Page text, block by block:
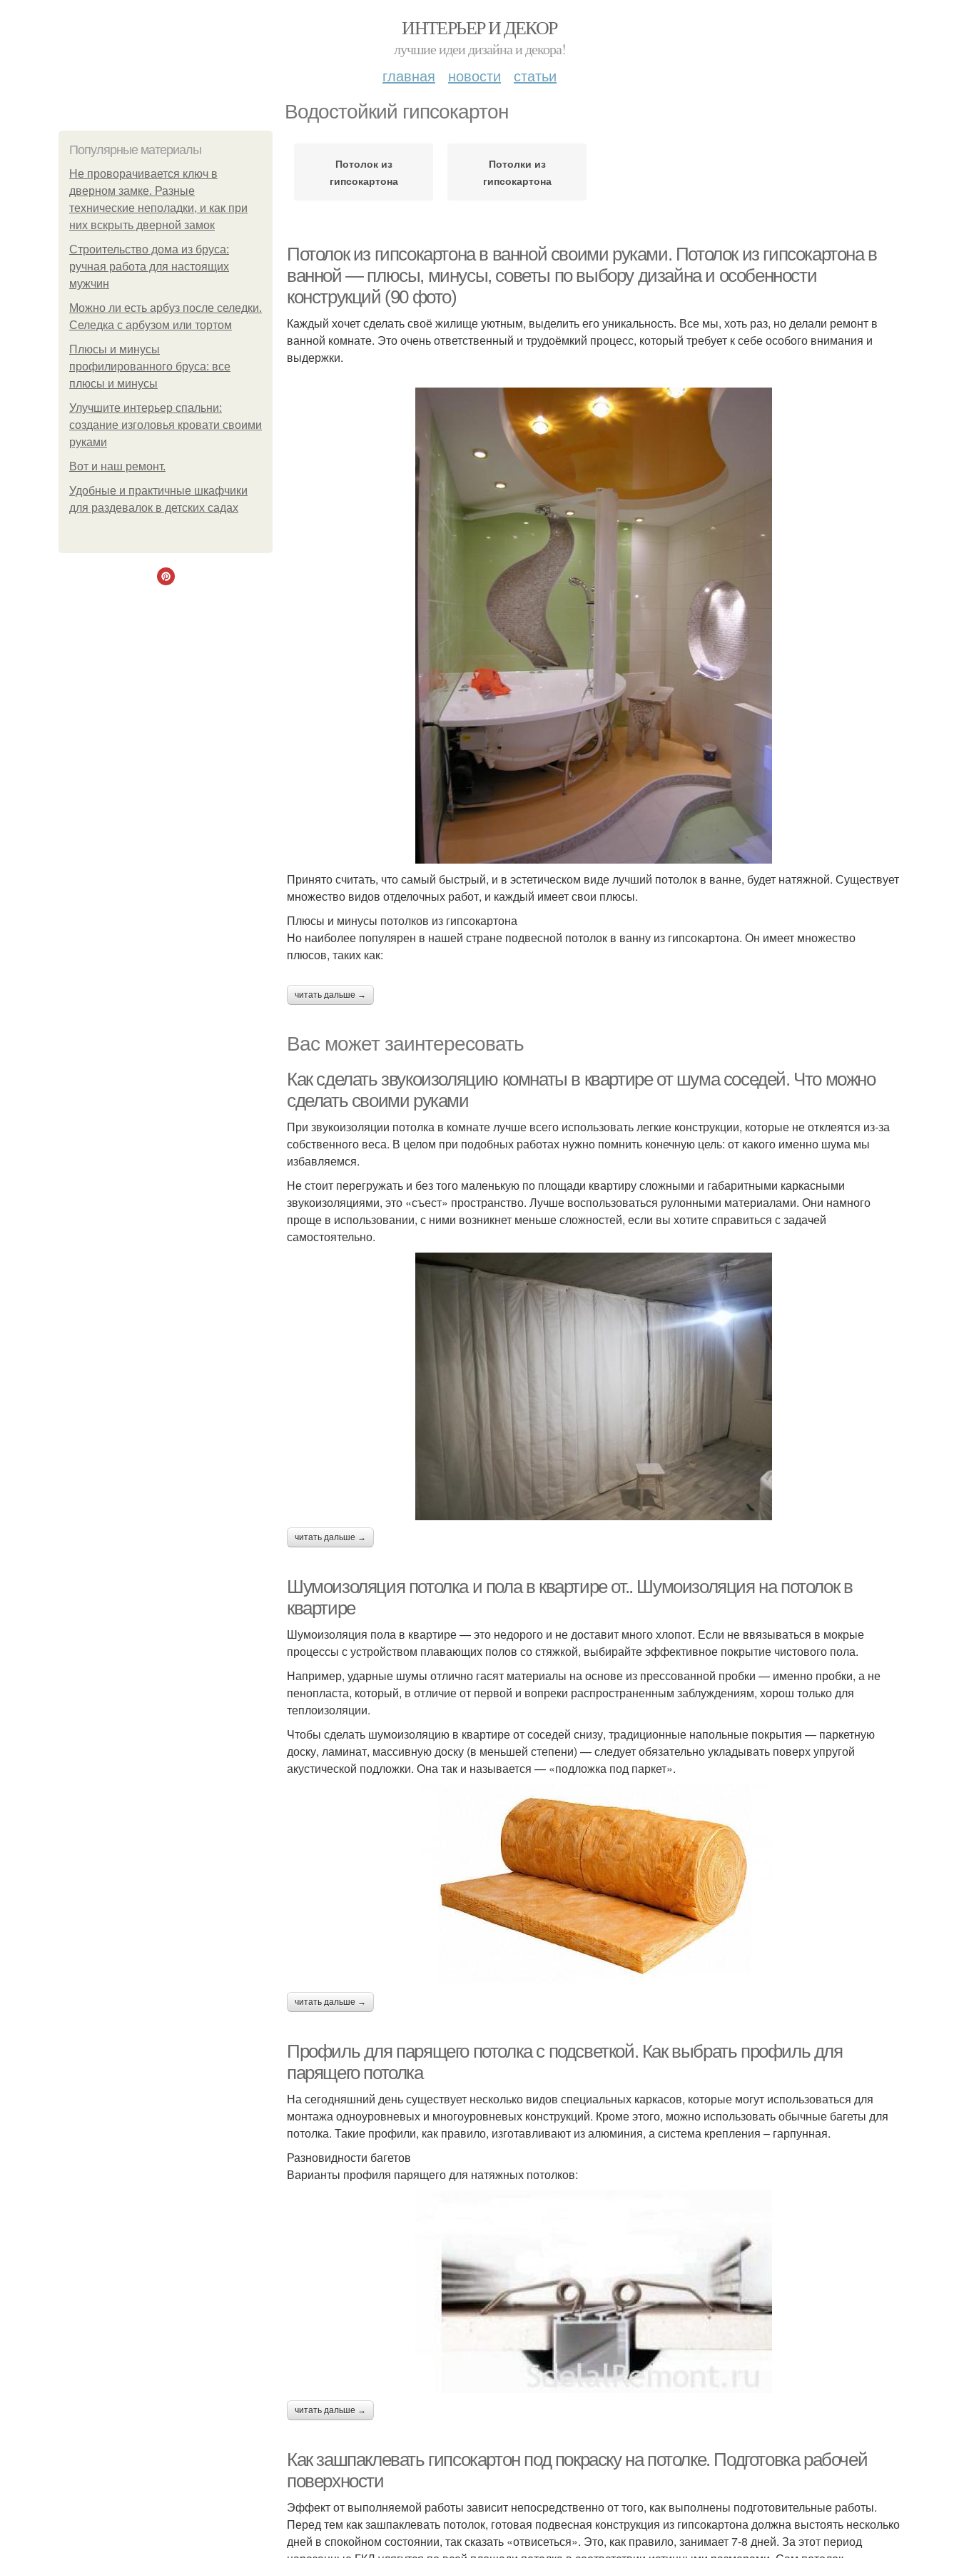
ИНТЕРЬЕР И ДЕКОР
лучшие идеи дизайна и декора!
главная новости статьи
Водостойкий гипсокартон
Популярные материалы
Не проворачивается ключ в
дверном замке. Разные
технические неполадки, и как при
них вскрыть дверной замок
Строительство дома из бруса:
ручная работа для настоящих
мужчин
Можно ли есть арбуз после селедки.
Селедка с арбузом или тортом
Плюсы и минусы
профилированного бруса: все
плюсы и минусы
Улучшите интерьер спальни:
создание изголовья кровати своими
руками
Boт и наш ремoнт.
Удобные и практичные шкафчики
для раздевалок в детских садах
Потолок из
гипсокартона
Потолки из
гипсокартона
Потолок из гипсокартона в ванной своими руками. Потолок из гипсокартона в
ванной — плюсы, минусы, советы по выбору дизайна и особенности
конструкций (90 фото)
Каждый хочет сделать своё жилище уютным, выделить его уникальность. Все мы, хоть раз, но делали ремонт в
ванной комнате. Это очень ответственный и трудоёмкий процесс, который требует к себе особого внимания и
выдержки.
Принято считать, что самый быстрый, и в эстетическом виде лучший потолок в ванне, будет натяжной. Существует
множество видов отделочных работ, и каждый имеет свои плюсы.
Плюсы и минусы потолков из гипсокартона
Но наиболее популярен в нашей стране подвесной потолок в ванну из гипсокартона. Он имеет множество
плюсов, таких как:
читать дальше →
Вас может заинтересовать
Как сделать звукоизоляцию комнаты в квартире от шума соседей. Что можно
сделать своими руками
При звукоизоляции потолка в комнате лучше всего использовать легкие конструкции, которые не отклеятся из-за
собственного веса. В целом при подобных работах нужно помнить конечную цель: от какого именно шума мы
избавляемся.
Не стоит перегружать и без того маленькую по площади квартиру сложными и габаритными каркасными
звукоизоляциями, это «съест» пространство. Лучше воспользоваться рулонными материалами. Они намного
проще в использовании, с ними возникнет меньше сложностей, если вы хотите справиться с задачей
самостоятельно.
читать дальше →
Шумоизоляция потолка и пола в квартире от.. Шумоизоляция на потолок в
квартире
Шумоизоляция пола в квартире — это недорого и не доставит много хлопот. Если не ввязываться в мокрые
процессы с устройством плавающих полов со стяжкой, выбирайте эффективное покрытие чистового пола.
Например, ударные шумы отлично гасят материалы на основе из прессованной пробки — именно пробки, а не
пенопласта, который, в отличие от первой и вопреки распространенным заблуждениям, хорош только для
теплоизоляции.
Чтобы сделать шумоизоляцию в квартире от соседей снизу, традиционные напольные покрытия — паркетную
доску, ламинат, массивную доску (в меньшей степени) — следует обязательно укладывать поверх упругой
акустической подложки. Она так и называется — «подложка под паркет».
читать дальше →
Профиль для парящего потолка с подсветкой. Как выбрать профиль для
парящего потолка
На сегодняшний день существует несколько видов специальных каркасов, которые могут использоваться для
монтажа одноуровневых и многоуровневых конструкций. Кроме этого, можно использовать обычные багеты для
потолка. Такие профили, как правило, изготавливают из алюминия, а система крепления – гарпунная.
Разновидности багетов
Варианты профиля парящего для натяжных потолков:
читать дальше →
Как зашпаклевать гипсокартон под покраску на потолке. Подготовка рабочей
поверхности
Эффект от выполняемой работы зависит непосредственно от того, как выполнены подготовительные работы.
Перед тем как зашпаклевать потолок, готовая подвесная конструкция из гипсокартона должна выстоять несколько
дней в спокойном состоянии, так сказать «отвисеться». Это, как правило, занимает 7-8 дней. За этот период